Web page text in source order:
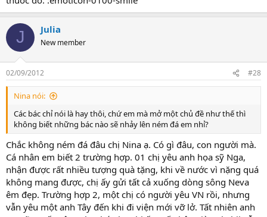
J Julia
New member
02/09/2012 #28
Nina nói:
Các bác chỉ nói là hay thôi, chứ em mà mở một chủ đề như thế thì
không biết những bác nào sẽ nhảy lên ném đá em nhỉ?
Chắc không ném đá đâu chị Nina ạ. Có gì đâu, con người mà.
Cá nhân em biết 2 trường hợp. 01 chị yêu anh họa sỹ Nga,
nhận được rất nhiều tượng quà tặng, khi về nước vì nặng quá
không mang được, chị ấy gửi tất cả xuống dòng sông Neva
êm đẹp. Trường hợp 2, một chị có người yêu VN rồi, nhưng
vẫn yêu một anh Tây đến khi đi viện mới vỡ lở. Tất nhiên anh